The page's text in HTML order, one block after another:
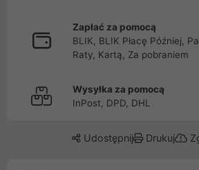
Zapłać za pomocą
BLIK, BLIK Płacę Później,
Raty, Kartą, Za pobraniem
Wysyłka za pomocą
InPost, DPD, DHL
Udostępnij Drukuj